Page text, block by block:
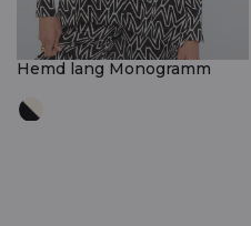
Hemd lang Monogramm